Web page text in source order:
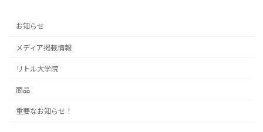
お知らせ
メディア掲載情報
リトル大学院
商品
重要なお知らせ！